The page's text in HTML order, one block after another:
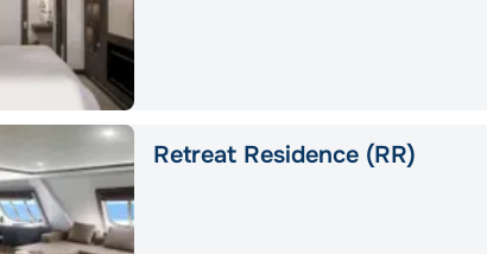
Retreat Residence (RR)